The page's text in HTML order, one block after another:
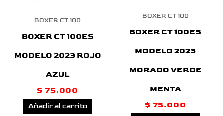
BOXER CT 100
BOXER CT 100ES
MODELO 2023 ROJO
AZUL
$ 75.000
Añadir al carrito
BOXER CT 100
BOXER CT 100ES
MODELO 2023
MORADO VERDE
MENTA
$ 75.000